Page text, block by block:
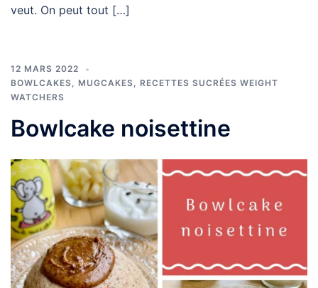
veut. On peut tout […]
12 MARS 2022
BOWLCAKES, MUGCAKES, RECETTES SUCRÉES WEIGHT
WATCHERS
Bowlcake noisettine